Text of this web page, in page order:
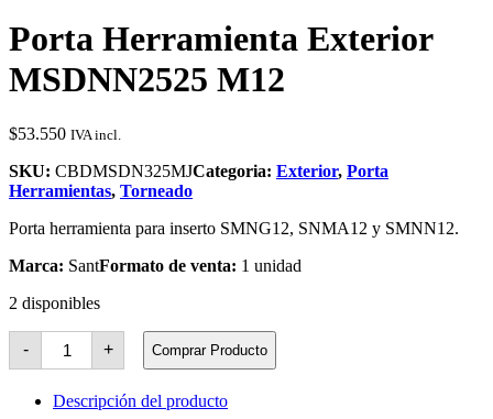
Porta Herramienta Exterior
MSDNN2525 M12
$53.550 IVA incl.
SKU: CBDMSDN325MJCategoria: Exterior, Porta
Herramientas, Torneado
Porta herramienta para inserto SMNG12, SNMA12 y SMNN12.
Marca: SantFormato de venta: 1 unidad
2 disponibles
-
Porta
Herramienta
Exterior
MSDNN2525
M12
+ Comprar Producto
Descripción del producto